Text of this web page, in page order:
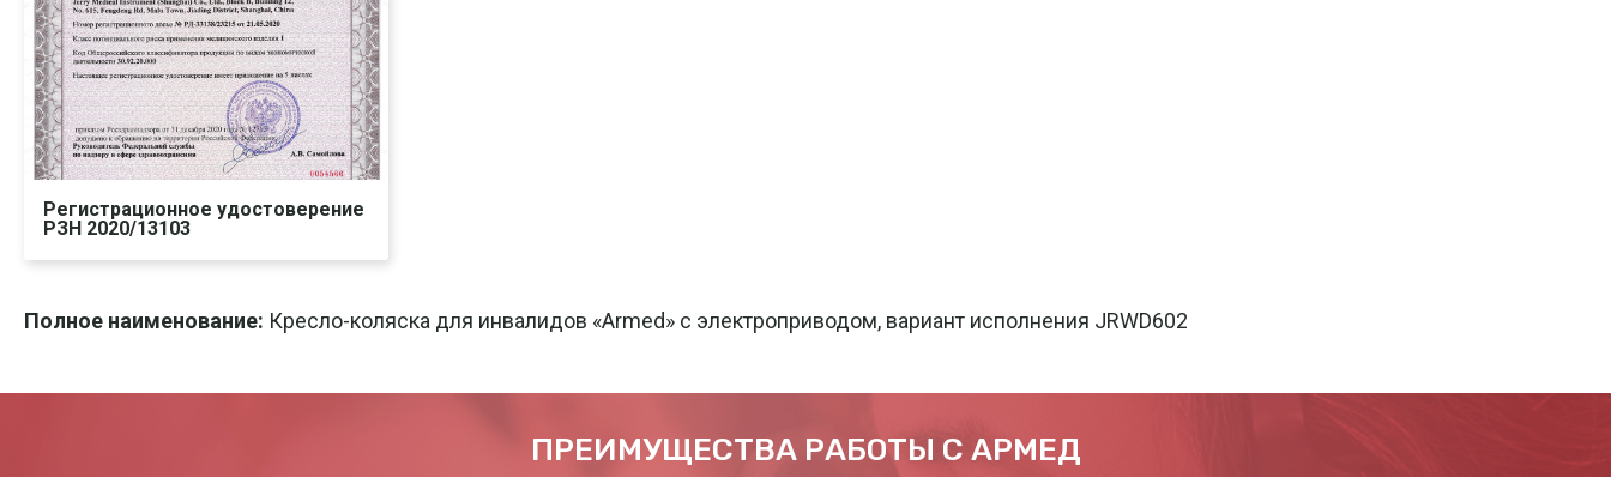
Регистрационное удостоверение
РЗН 2020/13103
Полное наименование: Кресло-коляска для инвалидов «Armed» с электроприводом, вариант исполнения JRWD602
ПРЕИМУЩЕСТВА РАБОТЫ С АРМЕД